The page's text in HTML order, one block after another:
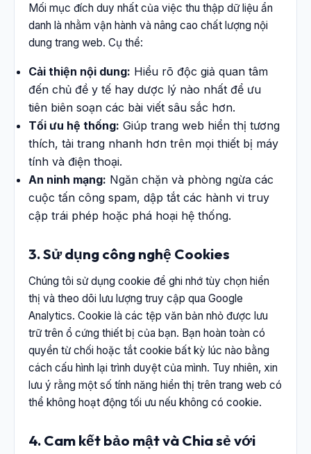
Mối mục đích duy nhất của việc thu thập dữ liệu ẩn
danh là nhằm vận hành và nâng cao chất lượng nội
dung trang web. Cụ thể:
Cải thiện nội dung: Hiểu rõ độc giả quan tâm
đến chủ đề y tế hay dược lý nào nhất để ưu
tiên biên soạn các bài viết sâu sắc hơn.
Tối ưu hệ thống: Giúp trang web hiển thị tương
thích, tải trang nhanh hơn trên mọi thiết bị máy
tính và điện thoại.
An ninh mạng: Ngăn chặn và phòng ngừa các
cuộc tấn công spam, dập tắt các hành vi truy
cập trái phép hoặc phá hoại hệ thống.
3. Sử dụng công nghệ Cookies
Chúng tôi sử dụng cookie để ghi nhớ tùy chọn hiển
thị và theo dõi lưu lượng truy cập qua Google
Analytics. Cookie là các tệp văn bản nhỏ được lưu
trữ trên ổ cứng thiết bị của bạn. Bạn hoàn toàn có
quyền từ chối hoặc tắt cookie bất kỳ lúc nào bằng
cách cấu hình lại trình duyệt của mình. Tuy nhiên, xin
lưu ý rằng một số tính năng hiển thị trên trang web có
thể không hoạt động tối ưu nếu không có cookie.
4. Cam kết bảo mật và Chia sẻ với